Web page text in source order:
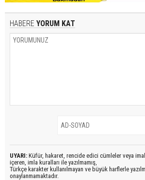
HABERE YORUM KAT
UYARI: Küfür, hakaret, rencide edici cümleler veya
içeren, imla kuralları ile yazılmamış,
Türkçe karakter kullanılmayan ve büyük harflerle
onaylanmamaktadır.